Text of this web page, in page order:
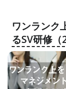
ワンランク
るSV研修（